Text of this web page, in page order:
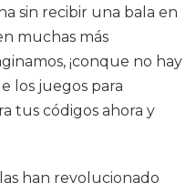
sin recibir una bala en
muchas más
¡conque no hay
los juegos para
tus códigos ahora y
han revolucionado